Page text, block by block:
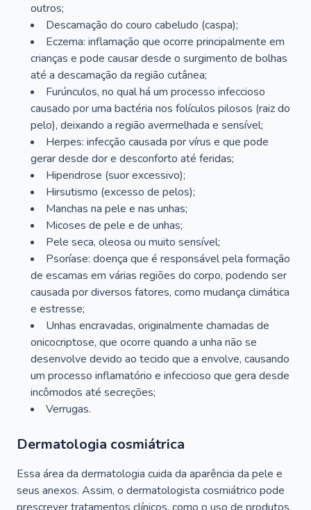
outros;
Descamação do couro cabeludo (caspa);
Eczema: inflamação que ocorre principalmente em
crianças e pode causar desde o surgimento de bolhas
até a descamação da região cutânea;
Furúnculos, no qual há um processo infeccioso
causado por uma bactéria nos folículos pilosos (raiz do
pelo), deixando a região avermelhada e sensível;
Herpes: infecção causada por vírus e que pode
gerar desde dor e desconforto até feridas;
Hiperidrose (suor excessivo);
Hirsutismo (excesso de pelos);
Manchas na pele e nas unhas;
Micoses de pele e de unhas;
Pele seca, oleosa ou muito sensível;
Psoríase: doença que é responsável pela formação
de escamas em várias regiões do corpo, podendo ser
causada por diversos fatores, como mudança climática
e estresse;
Unhas encravadas, originalmente chamadas de
onicocriptose, que ocorre quando a unha não se
desenvolve devido ao tecido que a envolve, causando
um processo inflamatório e infeccioso que gera desde
incômodos até secreções;
Verrugas.
Dermatologia cosmiátrica
Essa área da dermatologia cuida da aparência da pele e
seus anexos. Assim, o dermatologista cosmiátrico pode